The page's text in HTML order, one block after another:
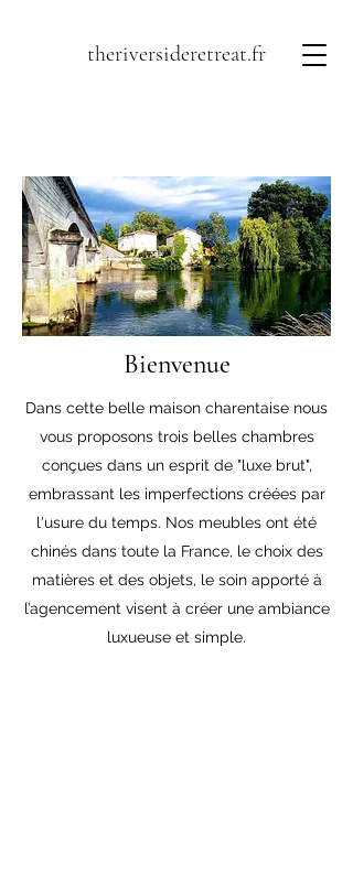
theriversideretreat.fr
Bienvenue
Dans cette belle maison charentaise nous
vous proposons trois belles chambres
conçues dans un esprit de "luxe brut",
embrassant les imperfections créées par
l'usure du temps. Nos meubles ont été
chinés dans toute la France, le choix des
matières et des objets, le soin apporté à
l’agencement visent à créer une ambiance
luxueuse et simple.